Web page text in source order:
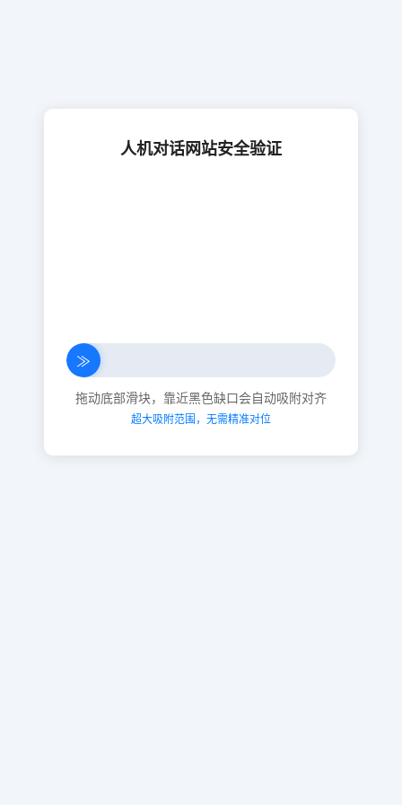
人机对话网站安全验证
≫
拖动底部滑块，靠近黑色缺口会自动吸附对齐
超大吸附范围，无需精准对位